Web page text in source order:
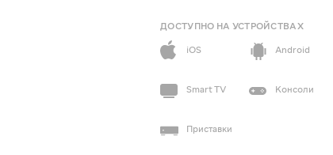
ДОСТУПНО НА УСТРОЙСТВАХ
iOS
Android
Smart TV Консоли
Приставки